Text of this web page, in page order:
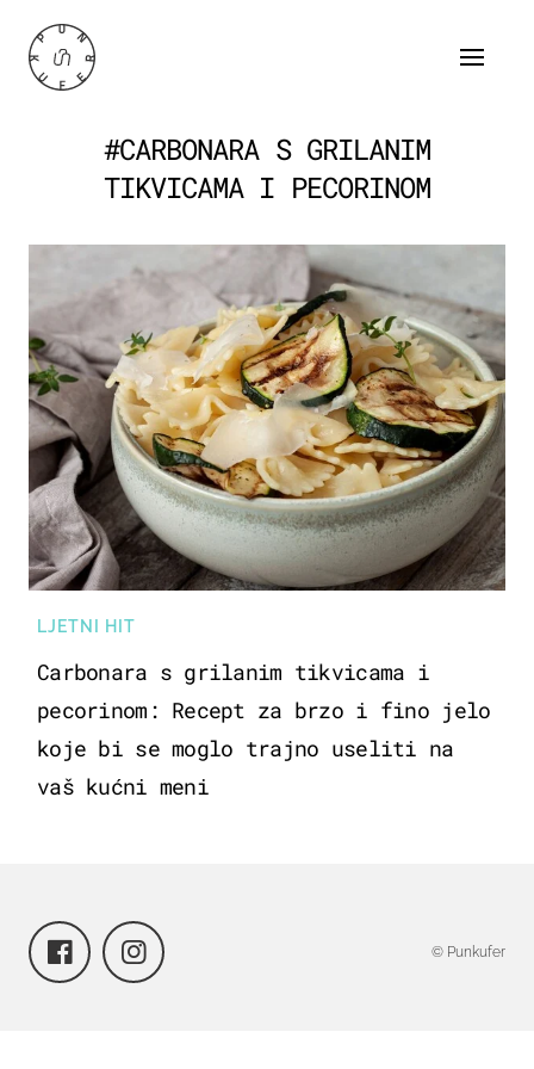
#CARBONARA S GRILANIM
TIKVICAMA I PECORINOM
LJETNI HIT
Carbonara s grilanim tikvicama i
pecorinom: Recept za brzo i fino jelo
koje bi se moglo trajno useliti na
vaš kućni meni
© Punkufer